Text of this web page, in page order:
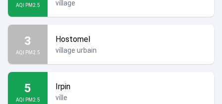
AQI PM2.5 village
3
AQI PM2.5
Hostomel
village urbain
5
AQI PM2.5
Irpin
ville